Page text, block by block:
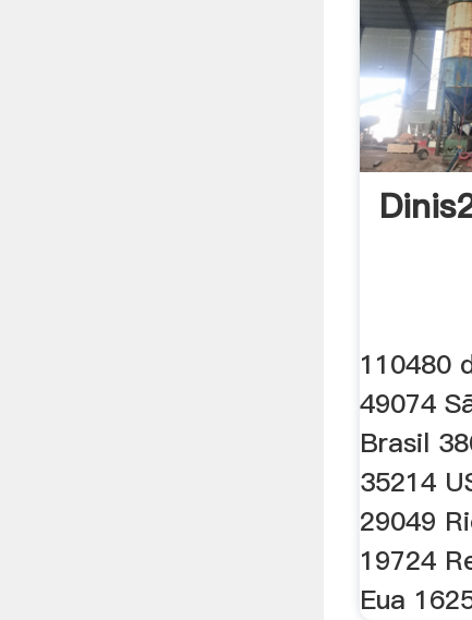
110480
49074
Brasil
35214
29049
19724
Eua